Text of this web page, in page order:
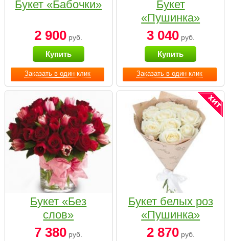
Заказать в один клик
Букет «Бабочки»
2 900 руб.
Купить
Заказать в один клик
Букет
«Пушинка»
3 040руб.
Купить
Букет «Без
слов»
7 380 руб.
Букет белых роз
«Пушинка»
2 870руб.